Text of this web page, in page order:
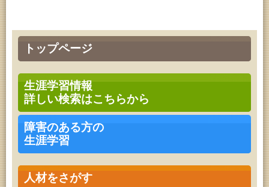
トップページ
生涯学習情報
詳しい検索はこちらから
障害のある方の
生涯学習
人材をさがす